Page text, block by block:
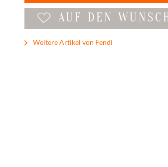
AUF DEN
Weitere Artikel von Fendi